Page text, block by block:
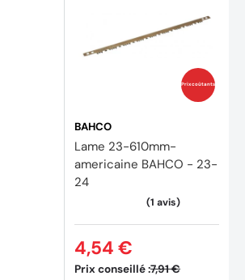
Prix coûtants
BAHCO
Lame 23-610mm-
americaine BAHCO - 23-
24
Prix conseillé :7,91 €
4,54 €